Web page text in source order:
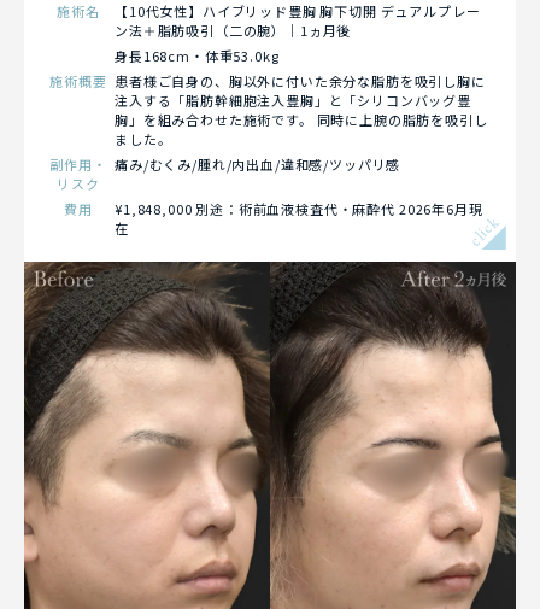
施術名
【10代女性】ハイブリッド豊胸 胸下切開 デュアルプレー
ン法＋脂肪吸引（二の腕）｜1ヵ月後
身長168cm・体重53.0kg
施術概要 患者様ご自身の、胸以外に付いた余分な脂肪を吸引し胸に
注入する「脂肪幹細胞注入豊胸」と「シリコンバッグ豊
胸」を組み合わせた施術です。 同時に上腕の脂肪を吸引し
ました。
副作用・
リスク
痛み/むくみ/腫れ/内出血/違和感/ツッパリ感
費用
¥1,848,000 別途：術前血液検査代・麻酔代 2026年6月現
在
click